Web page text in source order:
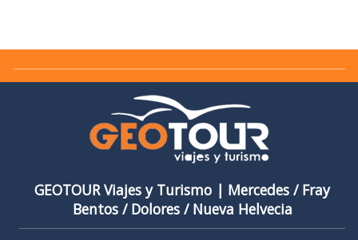
GEOTOUR Viajes y Turismo | Mercedes / Fray
Bentos / ​Dolores / Nueva Helvecia